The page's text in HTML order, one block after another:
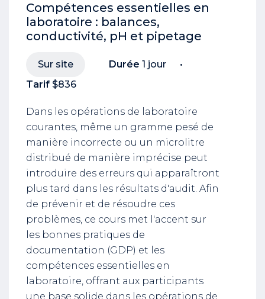
Compétences essentielles en
laboratoire : balances,
conductivité, pH et pipetage
Sur site Durée 1 jour
Tarif $836
Dans les opérations de laboratoire
courantes, même un gramme pesé de
manière incorrecte ou un microlitre
distribué de manière imprécise peut
introduire des erreurs qui apparaîtront
plus tard dans les résultats d'audit. Afin
de prévenir et de résoudre ces
problèmes, ce cours met l'accent sur
les bonnes pratiques de
documentation (GDP) et les
compétences essentielles en
laboratoire, offrant aux participants
une base solide dans les opérations de